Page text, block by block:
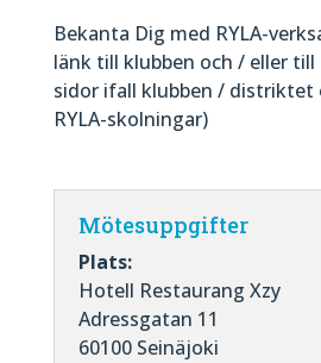
Bekanta Dig med RYLA-
länk till klubben och / eller
sidor ifall klubben / distriktet
RYLA-skolningar)
Mötesuppgifter
Plats:
Hotell Restaurang Xzy
Adressgatan 11
60100 Seinäjoki